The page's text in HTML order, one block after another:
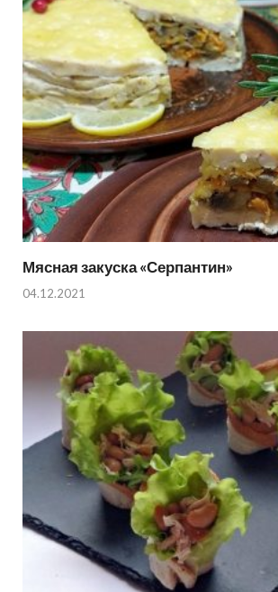
Мясная закуска «Серпантин»
04.12.2021